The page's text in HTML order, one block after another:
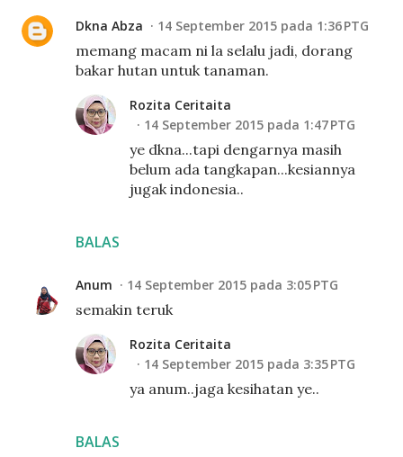
Dkna Abza 14 September 2015 pada 1:36 PTG
memang macam ni la selalu jadi, dorang
bakar hutan untuk tanaman.
BALAS
Rozita Ceritaita
14 September 2015 pada 1:47 PTG
ye dkna...tapi dengarnya masih
belum ada tangkapan...kesiannya
jugak indonesia..
Anum 14 September 2015 pada 3:05 PTG
semakin teruk
BALAS
Rozita Ceritaita
14 September 2015 pada 3:35 PTG
ya anum..jaga kesihatan ye..